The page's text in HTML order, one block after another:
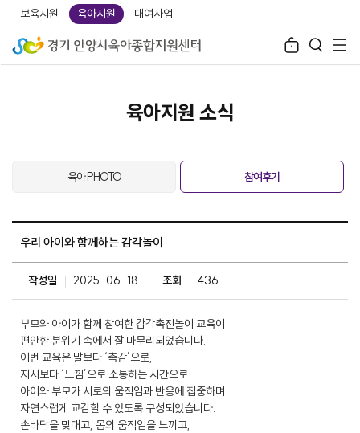
보육지원 육아지원 대여사업
육아지원 소식
육아 PHOTO 참여후기
우리 아이와 함께하는 감각놀이
작성일 2025-06-18 조회 436
부모와 아이가 함께 참여한 감각촉진놀이 교육이
편안한 분위기 속에서 잘 마무리되었습니다.
이번 교육은 말보다 ‘촉감’으로,
지시보다 ‘느낌’으로 소통하는 시간으로
아이와 부모가 서로의 움직임과 반응에 집중하며
자연스럽게 교감할 수 있도록 구성되었습니다.
손바닥을 맞대고, 몸의 움직임을 느끼고,